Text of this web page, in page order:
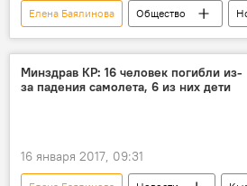
Елена Баялинова Общество
Кыргызстан
Происшествия
Бишкек
Илим Карыпбеков
операция
ДТП с Илимом
Минздрав КР: 16 человек погибли из-
за падения самолета, 6 из них дети
16 января 2017, 09:31